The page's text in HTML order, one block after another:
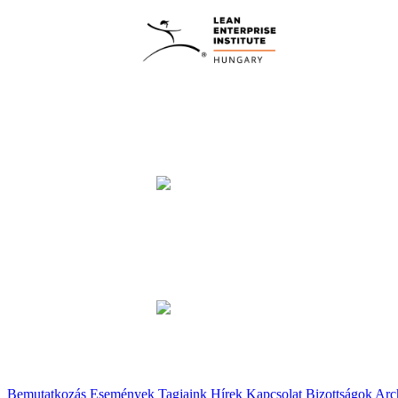
Bemutatkozás Események Tagjaink Hírek Kapcsolat Bizottságok